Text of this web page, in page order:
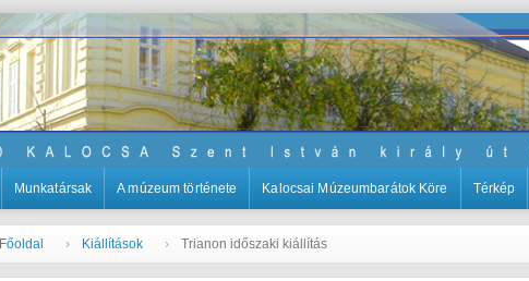
Munkatársak A múzeum története Kalocsai Múzeumbarátok Köre Térkép
Főoldal Kiállítások Trianon időszaki kiállítás